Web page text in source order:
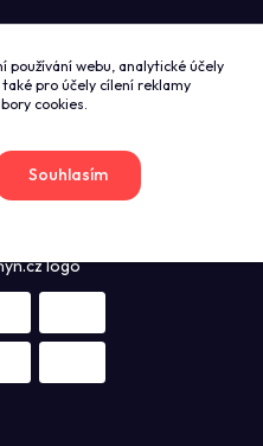
používání webu, analytické účely
také pro účely cílení reklamy
cookies.
Souhlasím